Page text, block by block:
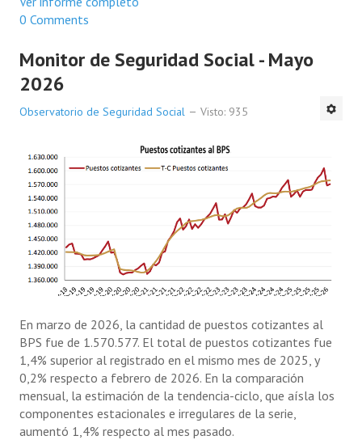
0 Comments
Monitor de Seguridad Social - Mayo
2026
Observatorio de Seguridad Social Visto: 935
En marzo de 2026, la cantidad de puestos cotizantes al
BPS fue de 1.570.577. El total de puestos cotizantes fue
1,4% superior al registrado en el mismo mes de 2025, y
0,2% respecto a febrero de 2026. En la comparación
mensual, la estimación de la tendencia-ciclo, que aísla los
componentes estacionales e irregulares de la serie,
aumentó 1,4% respecto al mes pasado.